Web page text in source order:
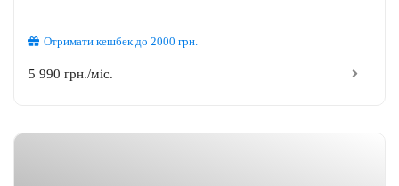
Отримати кешбекдо 2000 грн.
5 990 грн./міс.